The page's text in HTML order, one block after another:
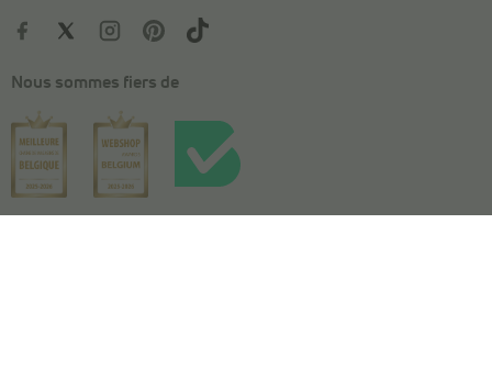
Nous sommes fiers de